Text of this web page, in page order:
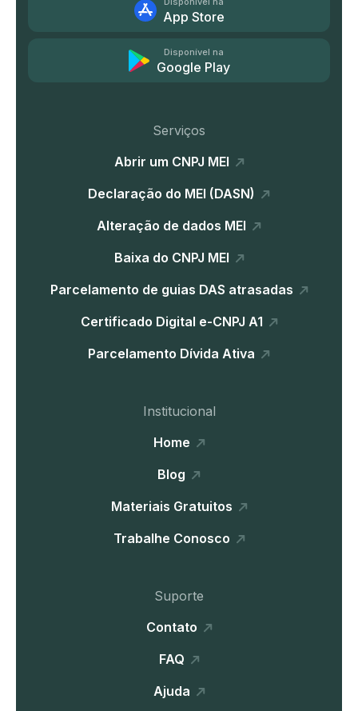
App Store
Disponível na
Google Play
Serviços
Abrir um CNPJ MEI
Declaração do MEI (DASN)
Alteração de dados MEI
Baixa do CNPJ MEI
Parcelamento de guias DAS atrasadas
Certificado Digital e-CNPJ A1
Parcelamento Dívida Ativa
Institucional
Home
Blog
Materiais Gratuitos
Trabalhe Conosco
Suporte
Contato
FAQ
Ajuda